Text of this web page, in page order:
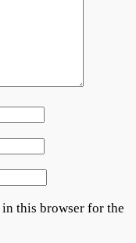
in this browser for the